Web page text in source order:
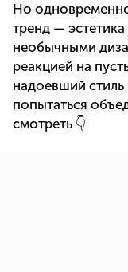
Но
тренд —
необычными
реакцией на
надоевший
попытаться
смотреть 👇